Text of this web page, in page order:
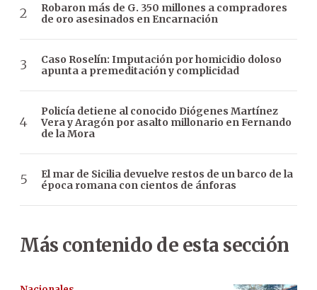
Robaron más de G. 350 millones a compradores
de oro asesinados en Encarnación
Caso Roselín: Imputación por homicidio doloso
apunta a premeditación y complicidad
Policía detiene al conocido Diógenes Martínez
Vera y Aragón por asalto millonario en Fernando
de la Mora
El mar de Sicilia devuelve restos de un barco de la
época romana con cientos de ánforas
Más contenido de esta sección